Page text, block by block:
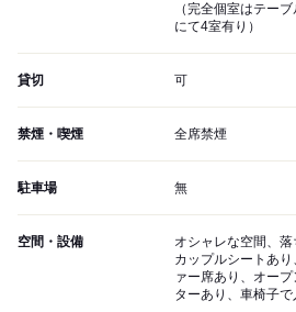
（完全個室はテー
にて4室有り）
貸切 可
禁煙・喫煙 全席禁煙
駐車場 無
空間・設備
オシャレな空間、落
カップルシートあ
ァー席あり、オー
ターあり、車椅子で